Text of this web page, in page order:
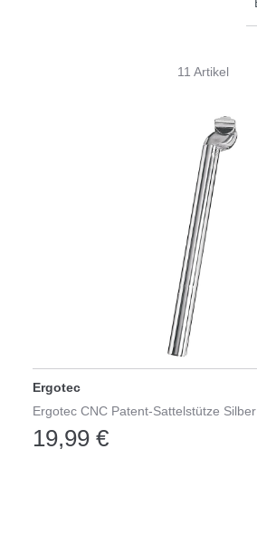
11 Artikel
Ergotec
Ergotec CNC Patent-Sattelstütze Silber
19,99 €